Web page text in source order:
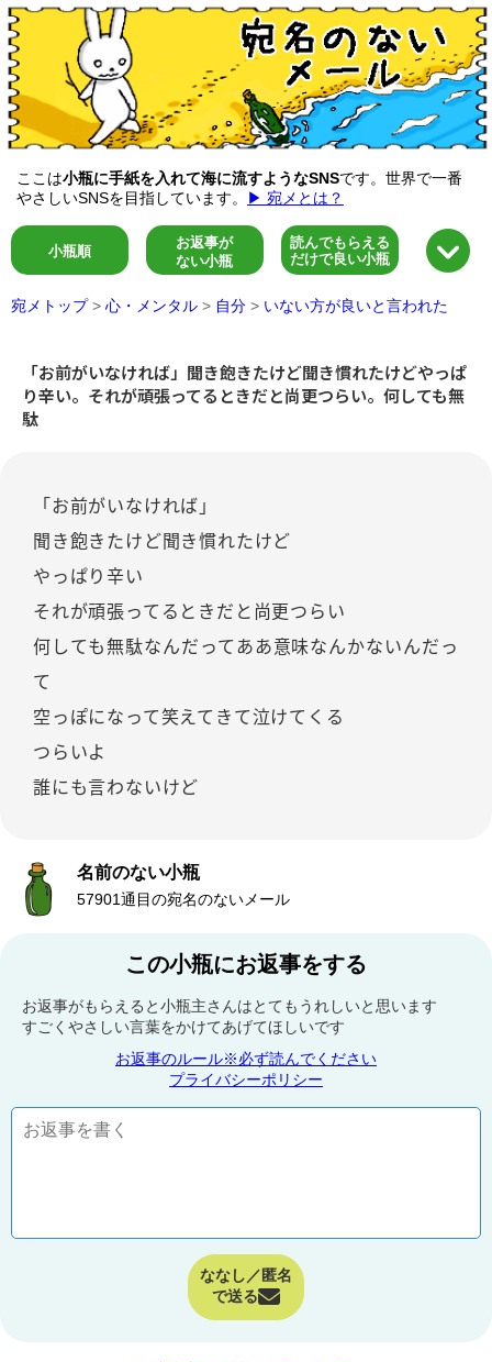
ここは小瓶に手紙を入れて海に流すようなSNSです。世界で一番
やさしいSNSを目指しています。
▶ 宛メとは？
小瓶順
お返事が
ない小瓶
読んでもらえる
だけで良い小瓶
宛メトップ > 心・メンタル > 自分 > いない方が良いと言われた
「お前がいなければ」聞き飽きたけど聞き慣れたけどやっぱ
り辛い。それが頑張ってるときだと尚更つらい。何しても無
駄
「お前がいなければ」
聞き飽きたけど聞き慣れたけど
やっぱり辛い
それが頑張ってるときだと尚更つらい
何しても無駄なんだってああ意味なんかないんだっ
て
空っぽになって笑えてきて泣けてくる
つらいよ
誰にも言わないけど
名前のない小瓶
57901通目の宛名のないメール
この小瓶にお返事をする
お返事がもらえると小瓶主さんはとてもうれしいと思います
すごくやさしい言葉をかけてあげてほしいです
お返事のルール※必ず読んでください
プライバシーポリシー
ななし／匿名
で送る